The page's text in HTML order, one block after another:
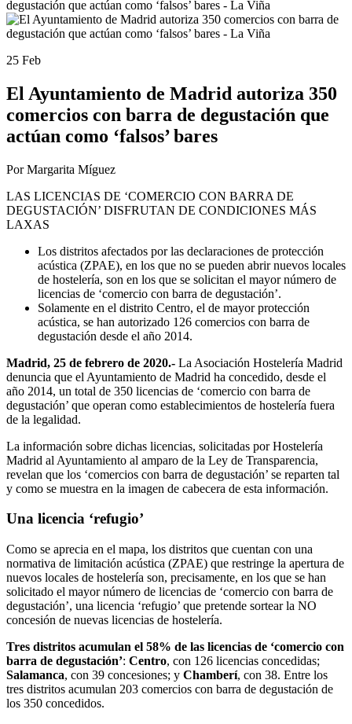
25 Feb
El Ayuntamiento de Madrid autoriza 350
comercios con barra de degustación que
actúan como ‘falsos’ bares
Por Margarita Míguez
LAS LICENCIAS DE ‘COMERCIO CON BARRA DE
DEGUSTACIÓN’ DISFRUTAN DE CONDICIONES MÁS
LAXAS
Los distritos afectados por las declaraciones de protección
acústica (ZPAE), en los que no se pueden abrir nuevos locales
de hostelería, son en los que se solicitan el mayor número de
licencias de ‘comercio con barra de degustación’.
Solamente en el distrito Centro, el de mayor protección
acústica, se han autorizado 126 comercios con barra de
degustación desde el año 2014.
Madrid, 25 de febrero de 2020.- La Asociación Hostelería Madrid
denuncia que el Ayuntamiento de Madrid ha concedido, desde el
año 2014, un total de 350 licencias de ‘comercio con barra de
degustación’ que operan como establecimientos de hostelería fuera
de la legalidad.
La información sobre dichas licencias, solicitadas por Hostelería
Madrid al Ayuntamiento al amparo de la Ley de Transparencia,
revelan que los ‘comercios con barra de degustación’ se reparten tal
y como se muestra en la imagen de cabecera de esta información.
Una licencia ‘refugio’
Como se aprecia en el mapa, los distritos que cuentan con una
normativa de limitación acústica (ZPAE) que restringe la apertura de
nuevos locales de hostelería son, precisamente, en los que se han
solicitado el mayor número de licencias de ‘comercio con barra de
degustación’, una licencia ‘refugio’ que pretende sortear la NO
concesión de nuevas licencias de hostelería.
Tres distritos acumulan el 58% de las licencias de ‘comercio con
barra de degustación’: Centro, con 126 licencias concedidas;
Salamanca, con 39 concesiones; y Chamberí, con 38. Entre los
tres distritos acumulan 203 comercios con barra de degustación de
los 350 concedidos.